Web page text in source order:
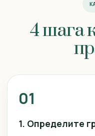
4 шага
01
1. Определите